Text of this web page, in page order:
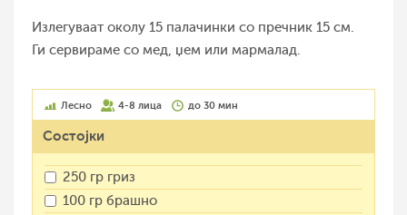
Излегуваат околу 15 палачинки со пречник 15 см.
Ги сервираме со мед, џем или мармалад.
Лесно 4-8 лица до 30 мин
Состојки
250 гр гриз
100 гр брашно